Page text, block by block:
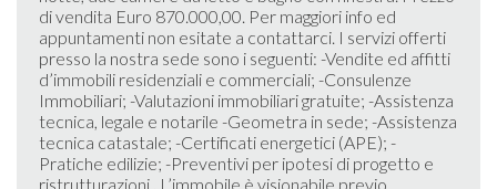
di vendita Euro 870.000,00. Per maggiori info ed
appuntamenti non esitate a contattarci. I servizi offerti
presso la nostra sede sono i seguenti: -Vendite ed affitti
d’immobili residenziali e commerciali; -Consulenze
Immobiliari; -Valutazioni immobiliari gratuite; -Assistenza
tecnica, legale e notarile -Geometra in sede; -Assistenza
tecnica catastale; -Certificati energetici (APE); -
Pratiche edilizie; -Preventivi per ipotesi di progetto e
ristrutturazioni . L’immobile è visionabile previo